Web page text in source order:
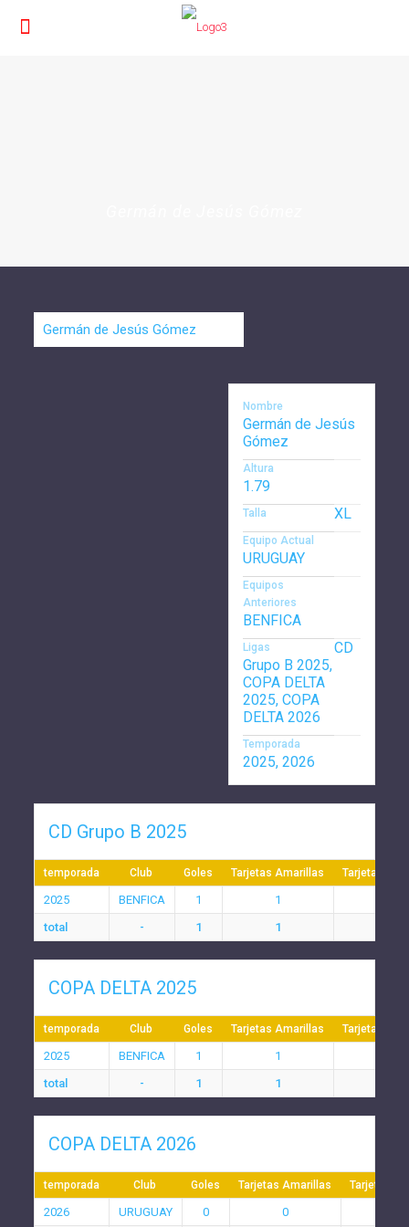
Nombre
Germán de Jesús
Gómez
Altura
1.79
Talla XL
Equipo Actual
URUGUAY
Equipos
Anteriores
BENFICA
Ligas
CD
Grupo B 2025,
COPA DELTA
2025, COPA
DELTA 2026
Temporada
2025, 2026
CD Grupo B 2025
temporada Club Goles Tarjetas Amarillas Tarjetas
2025 BENFICA 1 1
total
- 1 1
COPA DELTA 2025
temporada Club Goles Tarjetas Amarillas Tarjetas
2025 BENFICA 1 1
total
- 1 1
COPA DELTA 2026
temporada Club Goles Tarjetas Amarillas Tarjetas
2026 URUGUAY 0 0